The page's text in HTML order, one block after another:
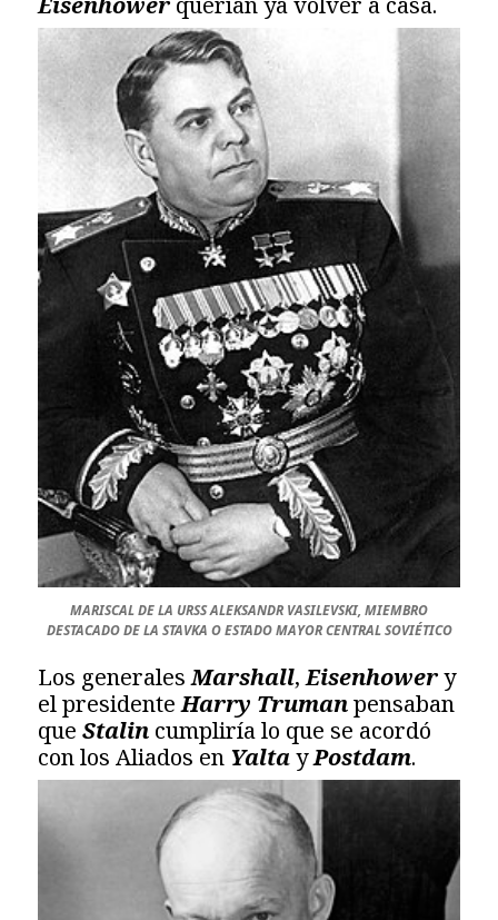
MARISCAL DE LA URSS ALEKSANDR VASILEVSKI, MIEMBRO
DESTACADO DE LA STAVKA O ESTADO MAYOR CENTRAL SOVIÉTICO
Los generalesMarshall,Eisenhowery
el presidenteHarry Trumanpensaban
queStalin cumpliría lo que se acordó
con los Aliados en YaltayPostdam.